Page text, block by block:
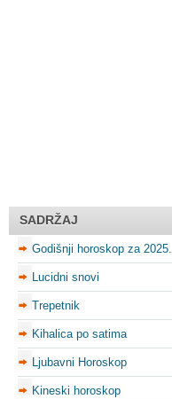
SADRŽAJ
Godišnji horoskop za 2025.
Lucidni snovi
Trepetnik
Kihalica po satima
Ljubavni Horoskop
Kineski horoskop